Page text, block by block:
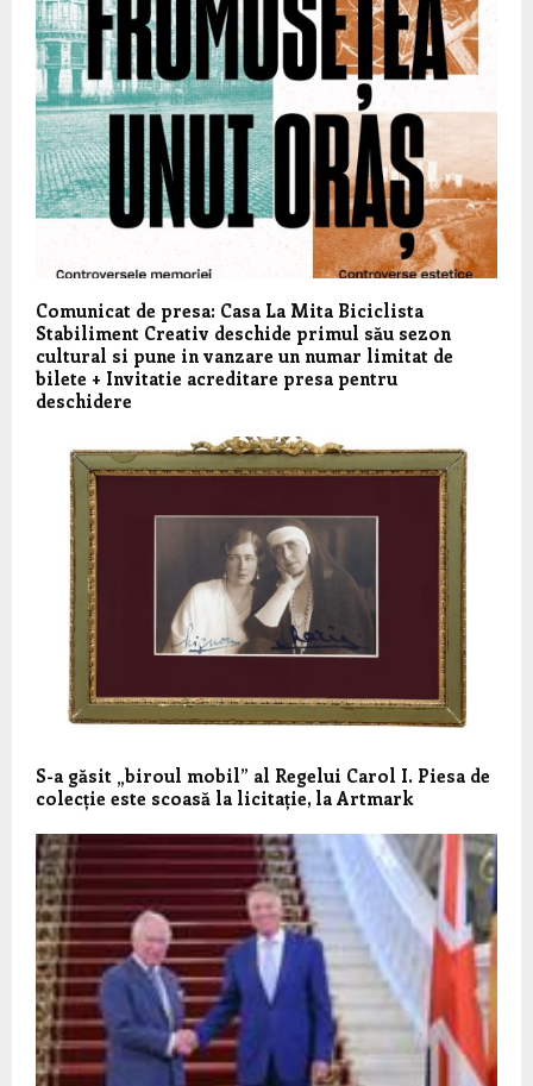
Comunicat de presa: Casa La Mita Biciclista
Stabiliment Creativ deschide primul său sezon
cultural si pune in vanzare un numar limitat de
bilete + Invitatie acreditare presa pentru
deschidere
S-a găsit „biroul mobil” al Regelui Carol I. Piesa de
colecție este scoasă la licitație, la Artmark